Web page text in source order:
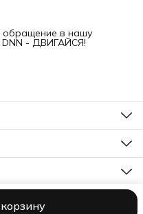
обращение в нашу
- ДВИГАЙСЯ!
лицо
лицо